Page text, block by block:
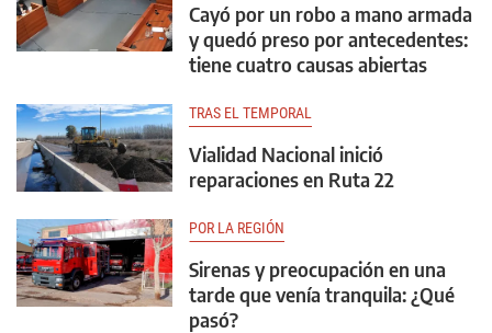
Cayó por un robo a mano armada
y quedó preso por antecedentes:
tiene cuatro causas abiertas
TRAS EL TEMPORAL
Vialidad Nacional inició
reparaciones en Ruta 22
POR LA REGIÓN
Sirenas y preocupación en una
tarde que venía tranquila: ¿Qué
pasó?